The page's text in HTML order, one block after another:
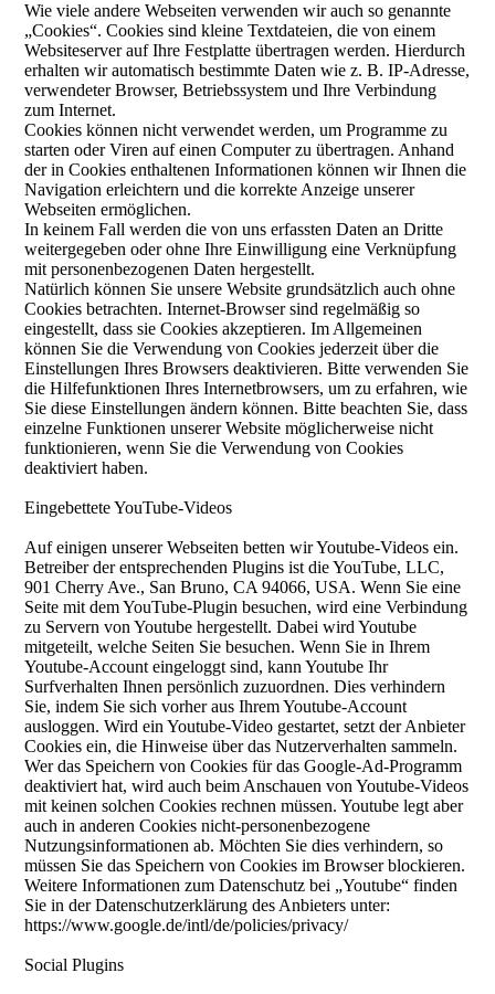
Wie viele andere Webseiten verwenden wir auch so genannte
„Cookies“. Cookies sind kleine Textdateien, die von einem
Websiteserver auf Ihre Festplatte übertragen werden. Hierdurch
erhalten wir automatisch bestimmte Daten wie z. B. IP-Adresse,
verwendeter Browser, Betriebssystem und Ihre Verbindung
zum Internet.
Cookies können nicht verwendet werden, um Programme zu
starten oder Viren auf einen Computer zu übertragen. Anhand
der in Cookies enthaltenen Informationen können wir Ihnen die
Navigation erleichtern und die korrekte Anzeige unserer
Webseiten ermöglichen.
In keinem Fall werden die von uns erfassten Daten an Dritte
weitergegeben oder ohne Ihre Einwilligung eine Verknüpfung
mit personenbezogenen Daten hergestellt.
Natürlich können Sie unsere Website grundsätzlich auch ohne
Cookies betrachten. Internet-Browser sind regelmäßig so
eingestellt, dass sie Cookies akzeptieren. Im Allgemeinen
können Sie die Verwendung von Cookies jederzeit über die
Einstellungen Ihres Browsers deaktivieren. Bitte verwenden Sie
die Hilfefunktionen Ihres Internetbrowsers, um zu erfahren, wie
Sie diese Einstellungen ändern können. Bitte beachten Sie, dass
einzelne Funktionen unserer Website möglicherweise nicht
funktionieren, wenn Sie die Verwendung von Cookies
deaktiviert haben.
Eingebettete YouTube-Videos
Auf einigen unserer Webseiten betten wir Youtube-Videos ein.
Betreiber der entsprechenden Plugins ist die YouTube, LLC,
901 Cherry Ave., San Bruno, CA 94066, USA. Wenn Sie eine
Seite mit dem YouTube-Plugin besuchen, wird eine Verbindung
zu Servern von Youtube hergestellt. Dabei wird Youtube
mitgeteilt, welche Seiten Sie besuchen. Wenn Sie in Ihrem
Youtube-Account eingeloggt sind, kann Youtube Ihr
Surfverhalten Ihnen persönlich zuzuordnen. Dies verhindern
Sie, indem Sie sich vorher aus Ihrem Youtube-Account
ausloggen. Wird ein Youtube-Video gestartet, setzt der Anbieter
Cookies ein, die Hinweise über das Nutzerverhalten sammeln.
Wer das Speichern von Cookies für das Google-Ad-Programm
deaktiviert hat, wird auch beim Anschauen von Youtube-Videos
mit keinen solchen Cookies rechnen müssen. Youtube legt aber
auch in anderen Cookies nicht-personenbezogene
Nutzungsinformationen ab. Möchten Sie dies verhindern, so
müssen Sie das Speichern von Cookies im Browser blockieren.
Weitere Informationen zum Datenschutz bei „Youtube“ finden
Sie in der Datenschutzerklärung des Anbieters unter:
https://www.google.de/intl/de/policies/privacy/
Social Plugins